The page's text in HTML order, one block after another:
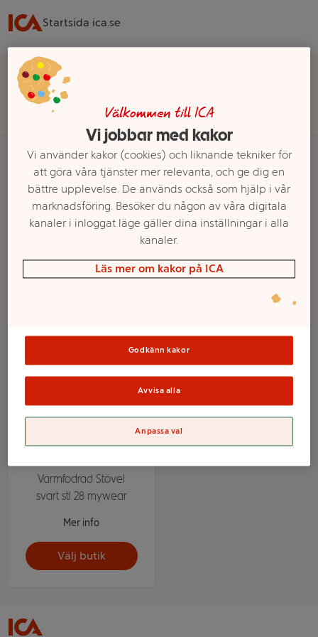
Startsida ica.se
Välj butik för rätt sortiment, pris och leveransalternativ
Startsida Kläder & Accessoarer Skor & Skovård Gummistövlar
Ett exempel på onlinesortiment visas.
28
Varmfodrad Stövel
svart stl 28 mywear
Mer info
Välj butik
Välkommen till ICA
Vi jobbar med kakor
Vi använder kakor (cookies) och liknande tekniker för
att göra våra tjänster mer relevanta, och ge dig en
bättre upplevelse. De används också som hjälp i vår
marknadsföring. Besöker du någon av våra digitala
kanaler i inloggat läge gäller dina inställningar i alla
kanaler.
Läs mer om kakor på ICA
Godkänn kakor
Avvisa alla
Anpassa val